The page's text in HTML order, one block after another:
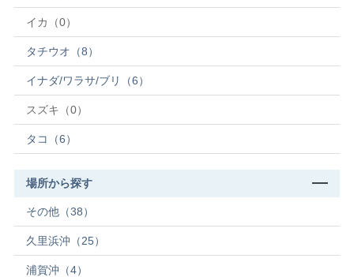
イカ（0）
タチウオ（8）
イナダ/ワラサ/ブリ（6）
スズキ（0）
タコ（6）
場所から探す
その他（38）
久里浜沖（25）
浦賀沖（4）